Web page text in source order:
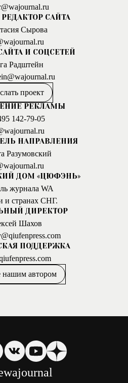
САЙТА
Сырова
И СОЦСЕТЕЙ
Радштейн
проект
РЕКЛАМЫ
142-79-05
НАПРАВЛЕНИЯ
Разумовский
ДОМ «ЦЮФЭНЬ»
журнала WA
и странах СНГ.
ДИРЕКТОР
Шахов
ПОДДЕРЖКА
нашим автором